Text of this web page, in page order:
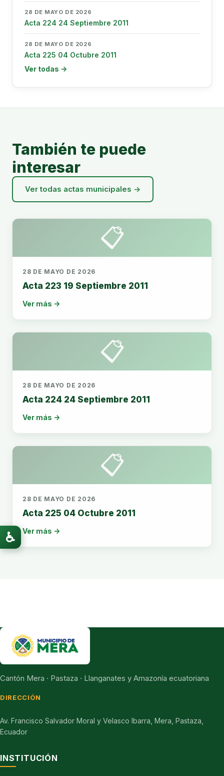
28 DE MAYO DE 2026
Acta 224 24 Septiembre 2011
28 DE MAYO DE 2026
Acta 225 04 Octubre 2011
Ver todas →
También te puede
interesar
Ver todas actas municipales →
📋
28 DE MAYO DE 2026
Acta 223 19 Septiembre 2011
Ver más →
📋
28 DE MAYO DE 2026
Acta 224 24 Septiembre 2011
Ver más →
📋
28 DE MAYO DE 2026
Acta 225 04 Octubre 2011
Ver más →
Cantón Mera · Pastaza · Llanganates y Amazonía ecuatoriana
DIRECCIÓN
Av. Francisco Salvador Moral y Velasco Ibarra, Mera, Pastaza,
Ecuador
INSTITUCIÓN
♿